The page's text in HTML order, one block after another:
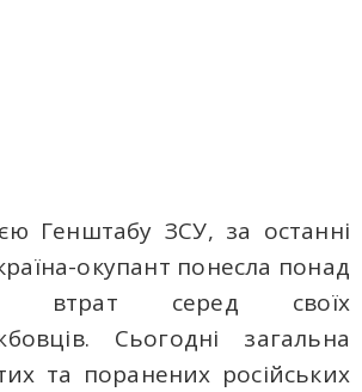
Генштабу ЗСУ, за останні
окупант понесла понад
втрат серед своїх
Сьогодні загальна
та поранених російських